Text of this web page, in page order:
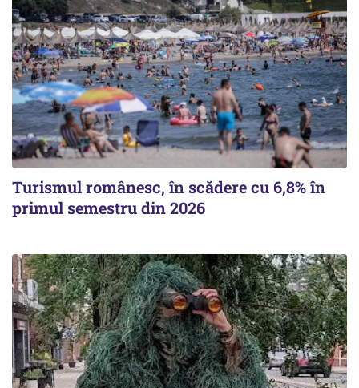
Turismul românesc, în scădere cu 6,8% în
primul semestru din 2026